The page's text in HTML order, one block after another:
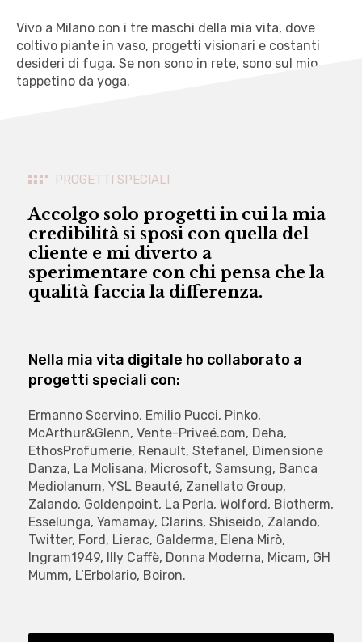
Vivo a Milano con i tre maschi della mia vita, dove
coltivo piante in vaso, progetti visionari e costanti
desideri di fuga. Se non sono in rete, sono sul mio
tappetino da yoga.
PROGETTI SPECIALI
Accolgo solo progetti in cui la mia
credibilità si sposi con quella del
cliente e mi diverto a
sperimentare con chi pensa che la
qualità faccia la differenza.
Nella mia vita digitale ho collaborato a
progetti speciali con:
Ermanno Scervino, Emilio Pucci, Pinko,
McArthur&Glenn, Vente-Priveé.com, Deha,
EthosProfumerie, Renault, Stefanel, Dimensione
Danza, La Molisana, Microsoft, Samsung, Banca
Mediolanum, YSL Beauté, Zanellato Group,
Zalando, Goldenpoint, La Perla, Wolford, Biotherm,
Esselunga, Yamamay, Clarins, Shiseido, Zalando,
Twitter, Ford, Lierac, Galderma, Elena Mirò,
Ingram1949, Illy Caffè, Donna Moderna, Micam, GH
Mumm, L’Erbolario, Boiron.